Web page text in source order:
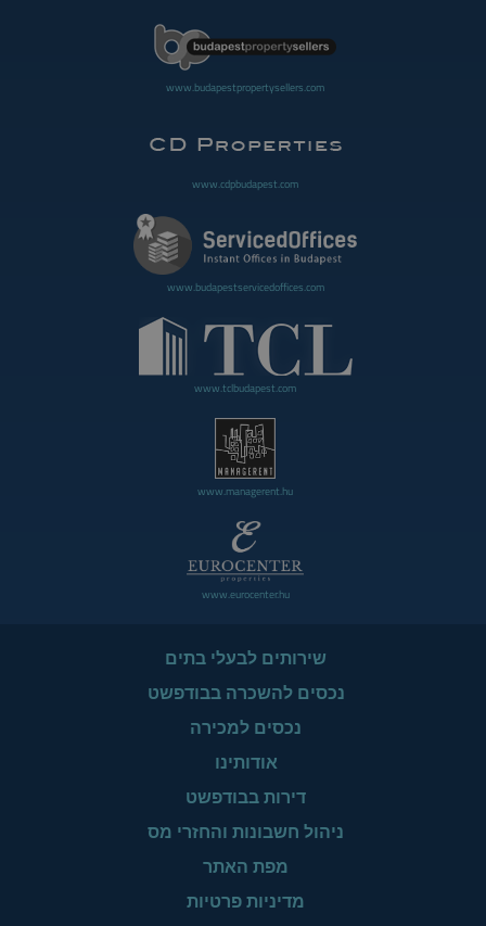
www.budapestpropertysellers.com
www.cdpbudapest.com
www.budapestservicedoffices.com
www.tclbudapest.com
www.managerent.hu
www.eurocenter.hu
שירותים לבעלי בתים
נכסים להשכרה בבודפשט
נכסים למכירה
אודותינו
דירות בבודפשט
ניהול חשבונות והחזרי מס
מפת האתר
מדיניות פרטיות